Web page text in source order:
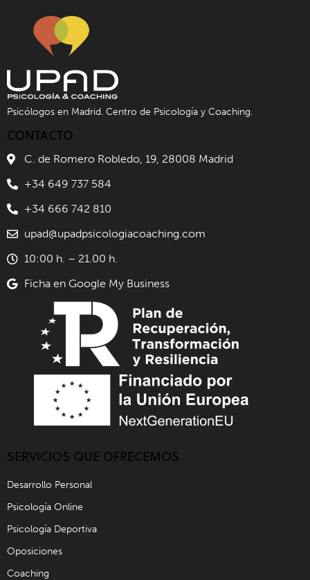
Psicólogos en Madrid. Centro de Psicología y Coaching.
CONTACTO
C. de Romero Robledo, 19, 28008 Madrid
+34 649 737 584
+34 666 742 810
upad@upadpsicologiacoaching.com
10:00 h. – 21.00 h.
Ficha en Google My Business
SERVICIOS QUE OFRECEMOS
Desarrollo Personal
Psicología Online
Psicología Deportiva
Oposiciones
Coaching